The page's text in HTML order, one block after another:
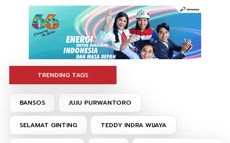
TRENDING TAGS
BANSOS JUJU PURWANTORO
SELAMAT GINTING TEDDY INDRA WIJAYA